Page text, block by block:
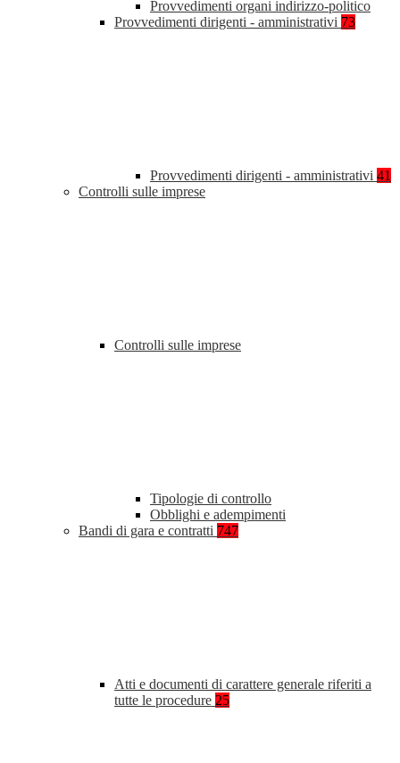
Provvedimenti organi indirizzo-politico
Provvedimenti dirigenti - amministrativi 73
Provvedimenti dirigenti - amministrativi 41
Controlli sulle imprese
Controlli sulle imprese
Tipologie di controllo
Obblighi e adempimenti
Bandi di gara e contratti 747
Atti e documenti di carattere generale riferiti a
tutte le procedure 25